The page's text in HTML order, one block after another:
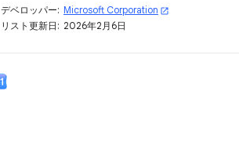
デベロッパー: Microsoft Corporation open_in_new
リスト更新日: 2026年2月6日